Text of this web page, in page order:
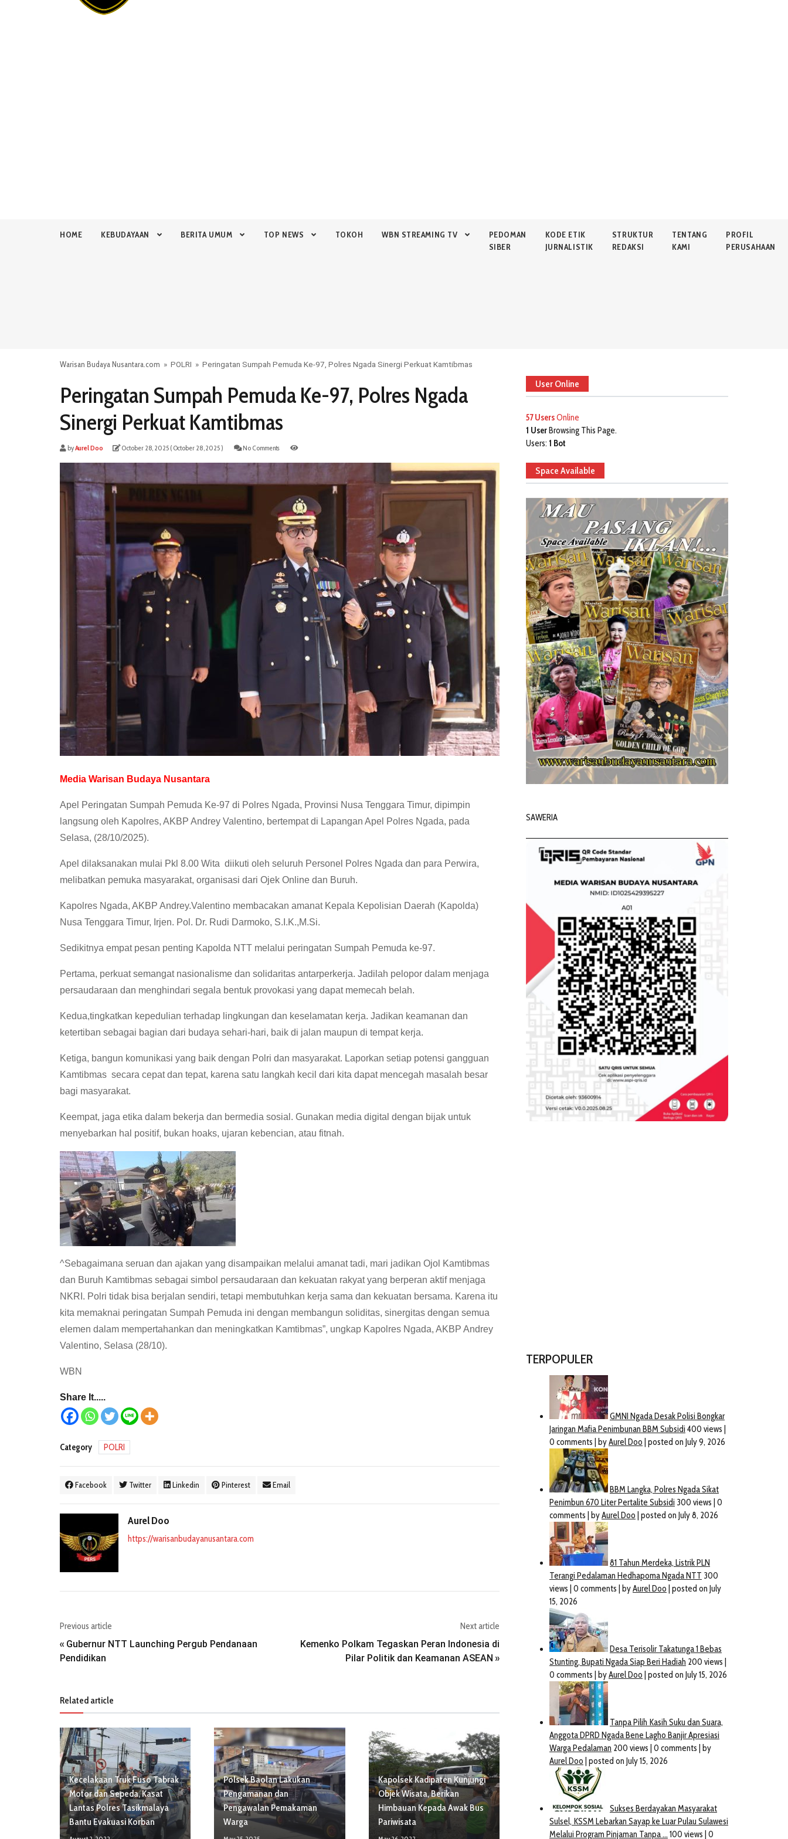
HOME KEBUDAYAAN BERITA UMUM TOP NEWS TOKOH WBN STREAMING TV
PEDOMAN
SIBER
KODE ETIK
JURNALISTIK
STRUKTUR
REDAKSI
TENTANG
KAMI
PROFIL
PERUSAHAAN
Warisan Budaya Nusantara.com » POLRI » Peringatan Sumpah Pemuda Ke-97, Polres Ngada Sinergi Perkuat Kamtibmas
Peringatan Sumpah Pemuda Ke-97, Polres Ngada
Sinergi Perkuat Kamtibmas
byAurel Doo October 28, 2025 ( October 28, 2025 ) No Comments
Media Warisan Budaya Nusantara
Apel Peringatan Sumpah Pemuda Ke-97 di Polres Ngada, Provinsi Nusa Tenggara Timur, dipimpin
langsung oleh Kapolres, AKBP Andrey Valentino, bertempat di Lapangan Apel Polres Ngada, pada
Selasa, (28/10/2025).
Apel dilaksanakan mulai Pkl 8.00 Wita diikuti oleh seluruh Personel Polres Ngada dan para Perwira,
melibatkan pemuka masyarakat, organisasi dari Ojek Online dan Buruh.
Kapolres Ngada, AKBP Andrey.Valentino membacakan amanat Kepala Kepolisian Daerah (Kapolda)
Nusa Tenggara Timur, Irjen. Pol. Dr. Rudi Darmoko, S.I.K.,M.Si.
Sedikitnya empat pesan penting Kapolda NTT melalui peringatan Sumpah Pemuda ke-97.
Pertama, perkuat semangat nasionalisme dan solidaritas antarperkerja. Jadilah pelopor dalam menjaga
persaudaraan dan menghindari segala bentuk provokasi yang dapat memecah belah.
Kedua,tingkatkan kepedulian terhadap lingkungan dan keselamatan kerja. Jadikan keamanan dan
ketertiban sebagai bagian dari budaya sehari-hari, baik di jalan maupun di tempat kerja.
Ketiga, bangun komunikasi yang baik dengan Polri dan masyarakat. Laporkan setiap potensi gangguan
Kamtibmas secara cepat dan tepat, karena satu langkah kecil dari kita dapat mencegah masalah besar
bagi masyarakat.
Keempat, jaga etika dalam bekerja dan bermedia sosial. Gunakan media digital dengan bijak untuk
menyebarkan hal positif, bukan hoaks, ujaran kebencian, atau fitnah.
^Sebagaimana seruan dan ajakan yang disampaikan melalui amanat tadi, mari jadikan Ojol Kamtibmas
dan Buruh Kamtibmas sebagai simbol persaudaraan dan kekuatan rakyat yang berperan aktif menjaga
NKRI. Polri tidak bisa berjalan sendiri, tetapi membutuhkan kerja sama dan kekuatan bersama. Karena itu
kita memaknai peringatan Sumpah Pemuda ini dengan membangun soliditas, sinergitas dengan semua
elemen dalam mempertahankan dan meningkatkan Kamtibmas”, ungkap Kapolres Ngada, AKBP Andrey
Valentino, Selasa (28/10).
WBN
Share It.....
Category POLRI
Facebook Twitter Linkedin Pinterest Email
Aurel Doo
https://warisanbudayanusantara.com
Previous article
« Gubernur NTT Launching Pergub Pendanaan
Pendidikan
Next article
Kemenko Polkam Tegaskan Peran Indonesia di
Pilar Politik dan Keamanan ASEAN »
Related article
Kecelakaan Truk Fuso Tabrak
Motor dan Sepeda, Kasat
Lantas Polres Tasikmalaya
Bantu Evakuasi Korban
Polsek Baolan Lakukan
Pengamanan dan
Pengawalan Pemakaman
Warga
Kapolsek Kadipaten Kunjungi
Objek Wisata, Berikan
Himbauan Kepada Awak Bus
Pariwisata
Kapolres SBB Sangat
Mengharapkan Peran Media
Terkait Dengan Operasi Patuh
Siwalima 2021
Komunitas Penyitas Covid-
Di Mapolres Ngada
User Online
57 UsersOnline
1 UserBrowsing This Page.
Users: 1 Bot
Space Available
SAWERIA
TERPOPULER